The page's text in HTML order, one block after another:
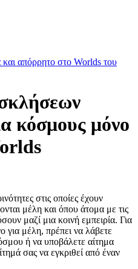
απόρρητο στο Worlds του
κόσμους μόνο
στις οποίες έχουν
μέλη και όπου άτομα με τις
μαζί μια κοινή εμπειρία. Για
για μέλη, πρέπει να λάβετε
ή να υποβάλετε αίτημα
σας να εγκριθεί από έναν